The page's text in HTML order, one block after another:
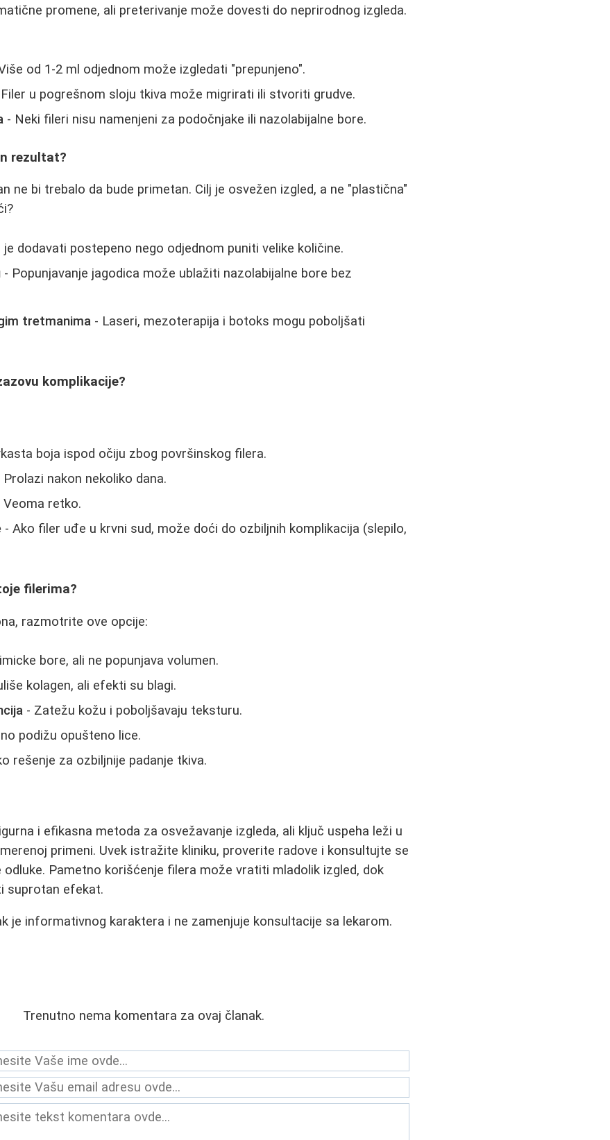
promene, ali preterivanje može dovesti do neprirodnog izgleda.
od 1-2 ml odjednom može izgledati "prepunjeno".
u pogrešnom sloju tkiva može migrirati ili stvoriti grudve.
- Neki fileri nisu namenjeni za podočnjake ili nazolabijalne bore.
rezultat?
ne bi trebalo da bude primetan. Cilj je osvežen izgled, a ne "plastična"
je dodavati postepeno nego odjednom puniti velike količine.
- Popunjavanje jagodica može ublažiti nazolabijalne bore bez
tretmanima - Laseri, mezoterapija i botoks mogu poboljšati
komplikacije?
boja ispod očiju zbog površinskog filera.
Prolazi nakon nekoliko dana.
Veoma retko.
- Ako filer uđe u krvni sud, može doći do ozbiljnih komplikacija (slepilo,
filerima?
razmotrite ove opcije:
bore, ali ne popunjava volumen.
kolagen, ali efekti su blagi.
- Zatežu kožu i poboljšavaju teksturu.
podižu opušteno lice.
rešenje za ozbiljnije padanje tkiva.
i efikasna metoda za osvežavanje izgleda, ali ključ uspeha leži u
primeni. Uvek istražite kliniku, proverite radove i konsultujte se
Pametno korišćenje filera može vratiti mladolik izgled, dok
suprotan efekat.
je informativnog karaktera i ne zamenjuje konsultacije sa lekarom.
Trenutno nema komentara za ovaj članak.